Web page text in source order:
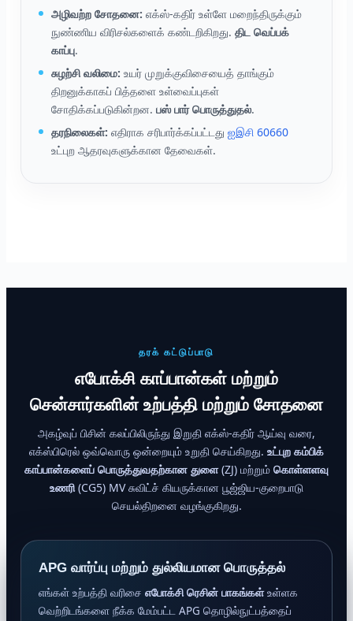
அழிவற்ற சோதனை: எக்ஸ்-கதிர் உள்ளே மறைந்திருக்கும்
நுண்ணிய விரிசல்களைக் கண்டறிகிறது. திட வெப்பக்
காப்பு.
சுழற்சி வலிமை: உயர் முறுக்குவிசையைத் தாங்கும்
திறனுக்காகப் பித்தளை உள்வைப்புகள்
சோதிக்கப்படுகின்றன. பஸ் பார் பொருத்துதல்.
தரநிலைகள்: எதிராக சரிபார்க்கப்பட்டது ஐஇசி 60660
உட்புற ஆதரவுகளுக்கான தேவைகள்.
தரக் கட்டுப்பாடு
எபோக்சி காப்பான்கள் மற்றும்
சென்சார்களின் உற்பத்தி மற்றும் சோதனை
அகழ்வுப் பிசின் கலப்பிலிருந்து இறுதி எக்ஸ்-கதிர் ஆய்வு வரை,
எக்ஸ்பிரெல் ஒவ்வொரு ஒன்றையும் உறுதி செய்கிறது. உட்புற கம்பிக்
காப்பான்களைப் பொருத்துவதற்கான துளை(ZJ) மற்றும் கொள்ளளவு
உணரி(CG5) MV சுவிட்ச் கியருக்கான பூஜ்ஜிய-குறைபாடு
செயல்திறனை வழங்குகிறது.
APG வார்ப்பு மற்றும் துல்லியமான பொருத்தல்
எங்கள் உற்பத்தி வரிசை எபோக்சி ரெசின் பாகங்கள்உள்ளக
வெற்றிடங்களை நீக்க மேம்பட்ட APG தொழில்நுட்பத்தைப்